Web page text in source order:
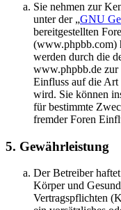
Sie nehmen zur
unter der „GNU
bereitgestellten
(www.phpbb.com)
werden durch die
www.phpbb.de zur
Einfluss auf die Art
wird. Sie können
für bestimmte
fremder Foren
5. Gewährleistung
Der Betreiber
Körper und
Vertragspflichten